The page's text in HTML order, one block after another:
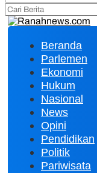
Beranda
Parlemen
Ekonomi
Hukum
Nasional
News
Opini
Pendidikan
Politik
Pariwisata